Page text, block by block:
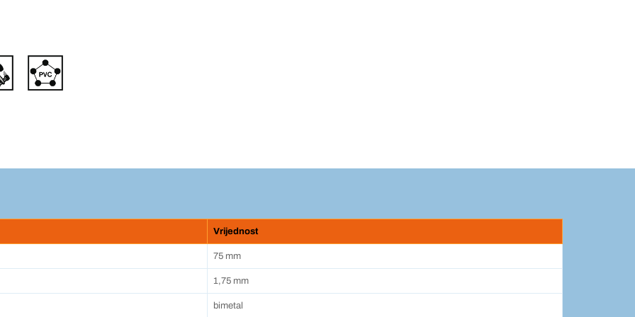
Vrijednost
75 mm
1,75 mm
bimetal